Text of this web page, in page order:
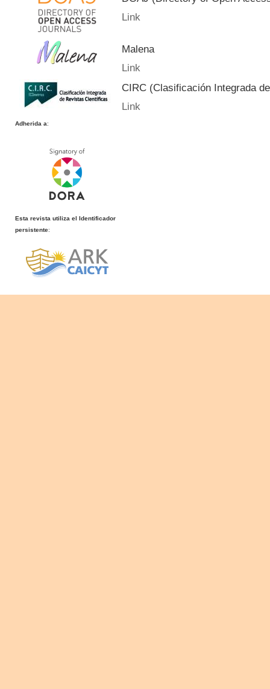
Link
Malena
Link
CIRC (Clasificación Integrada
Link
Adherida a:
Esta revista utiliza el Identificador
persistente: